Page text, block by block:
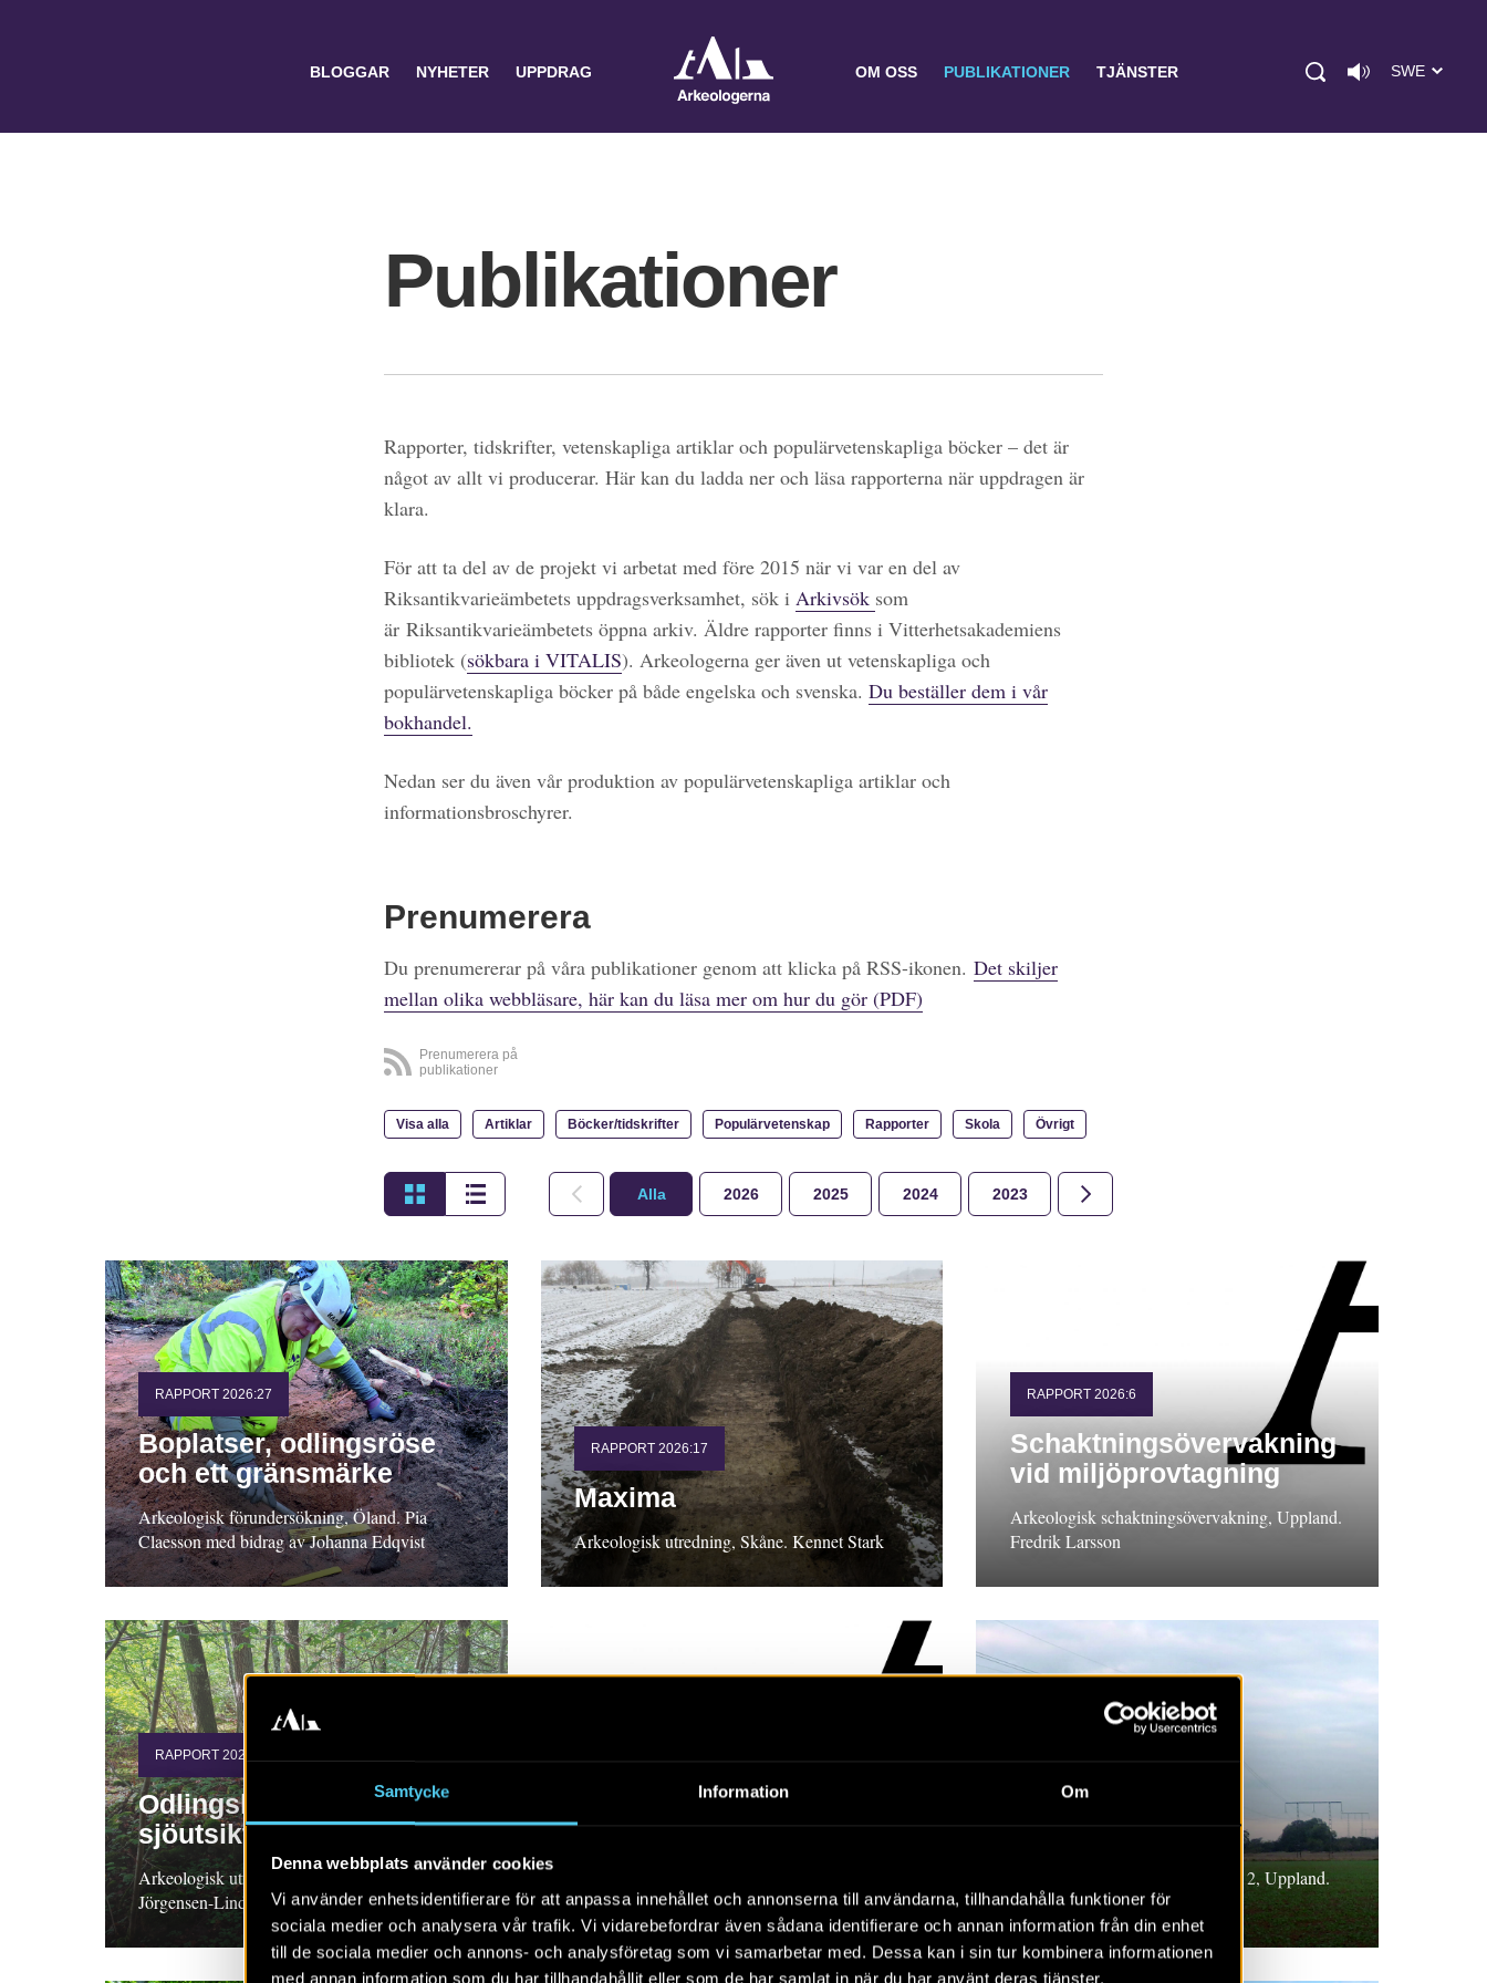
Samtycke Information Om
Denna webbplats använder cookies
Vi använder enhetsidentifierare för att anpassa innehållet och annonserna till användarna, tillhandahålla funktioner för
sociala medier och analysera vår trafik. Vi vidarebefordrar även sådana identifierare och annan information från din enhet
till de sociala medier och annons- och analysföretag som vi samarbetar med. Dessa kan i sin tur kombinera informationen
med annan information som du har tillhandahållit eller som de har samlat in när du har använt deras tjänster.
BLOGGAR NYHETER UPPDRAG OM OSS PUBLIKATIONER TJÄNSTER SWE
Publikationer
Rapporter, tidskrifter, vetenskapliga artiklar och populärvetenskapliga böcker – det är
något av allt vi producerar. Här kan du ladda ner och läsa rapporterna när uppdragen är
klara.
För att ta del av de projekt vi arbetat med före 2015 när vi var en del av
Riksantikvarieämbetets uppdragsverksamhet, sök i Arkivsök som
är Riksantikvarieämbetets öppna arkiv. Äldre rapporter finns i Vitterhetsakademiens
bibliotek (sökbara i VITALIS). Arkeologerna ger även ut vetenskapliga och
populärvetenskapliga böcker på både engelska och svenska. Du beställer dem i vår
bokhandel.
Nedan ser du även vår produktion av populärvetenskapliga artiklar och
informationsbroschyrer.
Prenumerera
Du prenumererar på våra publikationer genom att klicka på RSS-ikonen. Det skiljer
mellan olika webbläsare, här kan du läsa mer om hur du gör (PDF)
Prenumerera på
publikationer
Visa alla Artiklar Böcker/tidskrifter Populärvetenskap Rapporter Skola Övrigt
Alla 2026 2025 2024 2023 2022
RAPPORT 2026:27
Boplatser, odlingsröse
och ett gränsmärke
Arkeologisk förundersökning, Öland. Pia
Claesson med bidrag av Johanna Edqvist
RAPPORT 2026:17
Maxima
Arkeologisk utredning, Skåne. Kennet Stark
RAPPORT 2026:6
Schaktningsövervakning
vid miljöprovtagning
Arkeologisk schaktningsövervakning, Uppland.
Fredrik Larsson
RAPPORT 2026:19
Odlingslandskap med
sjöutsikt
Arkeologisk utredning steg 2, Skåne. Anne
Jörgensen-Lindahl
RAPPORT 2026:12
Sydöstra Sandby
Noge
RAPPORT 2026:14
Arkeologisk utredning steg 1 och 2, Uppland.
Torbjörn Holback